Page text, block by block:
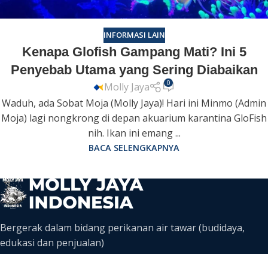
INFORMASI LAIN
Kenapa Glofish Gampang Mati? Ini 5
Penyebab Utama yang Sering Diabaikan
Molly Jaya 0
Waduh, ada Sobat Moja (Molly Jaya)! Hari ini Minmo (Admin
Moja) lagi nongkrong di depan akuarium karantina GloFish
nih. Ikan ini emang ...
BACA SELENGKAPNYA
Bergerak dalam bidang perikanan air tawar (budidaya,
edukasi dan penjualan)